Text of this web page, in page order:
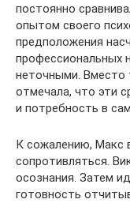
постоянно
опытом своего
предположения
профессиональных
неточными. Вместо
отмечала, что эти
и потребность в
К сожалению, Макс
сопротивляться.
осознания. Затем
готовность